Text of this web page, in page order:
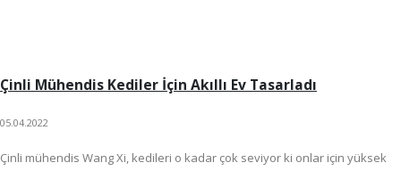
Çinli Mühendis Kediler İçin Akıllı Ev Tasarladı
05.04.2022
Çinli mühendis Wang Xi, kedileri o kadar çok seviyor ki onlar için yüksek